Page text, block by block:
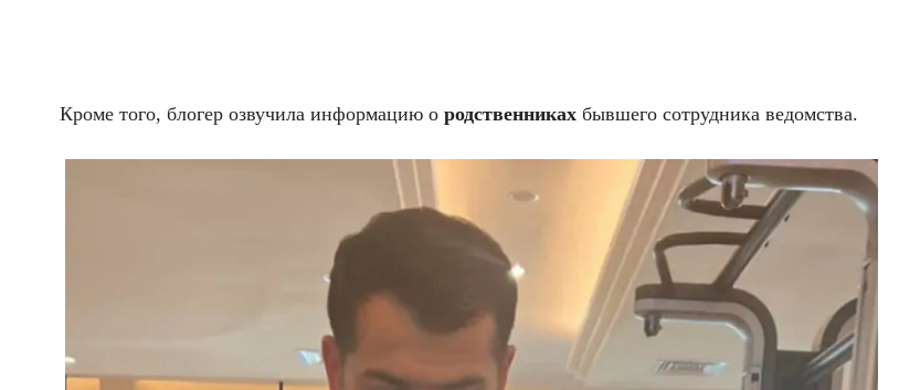
Кроме того, блогер озвучила информацию о родственниках бывшего сотрудника ведомства.